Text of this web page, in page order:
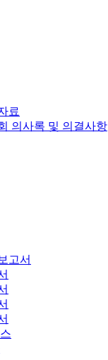
료
의사록 및 의결사항
고서